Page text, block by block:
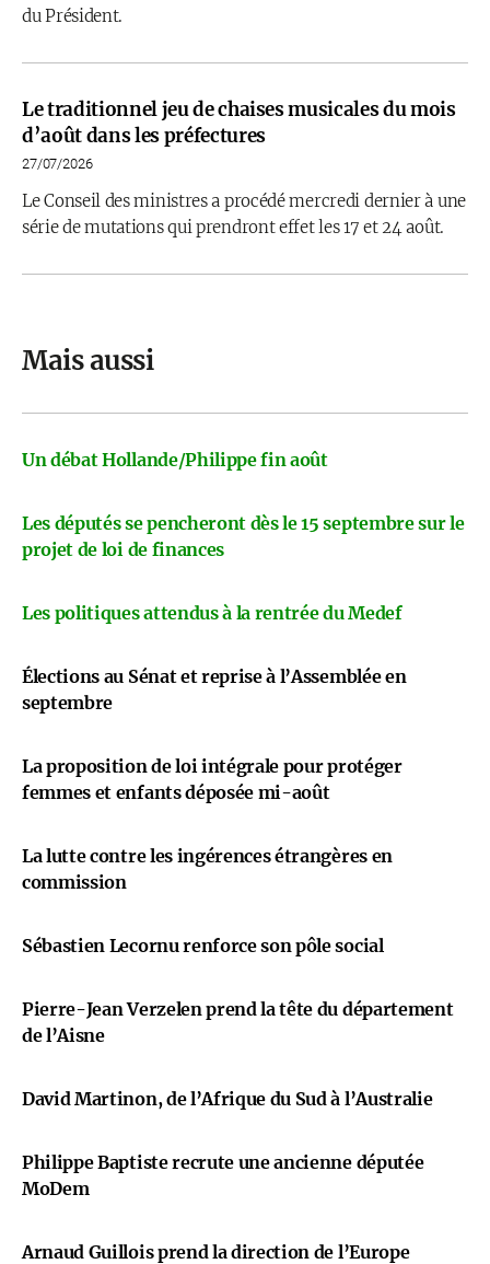
du Président.
Le traditionnel jeu de chaises musicales du mois
d’août dans les préfectures
27/07/2026
Le Conseil des ministres a procédé mercredi dernier à une
série de mutations qui prendront effet les 17 et 24 août.
Mais aussi
Un débat Hollande/Philippe fin août
Les députés se pencheront dès le 15 septembre sur le
projet de loi de finances
Les politiques attendus à la rentrée du Medef
Élections au Sénat et reprise à l’Assemblée en
septembre
La proposition de loi intégrale pour protéger
femmes et enfants déposée mi-août
La lutte contre les ingérences étrangères en
commission
Sébastien Lecornu renforce son pôle social
Pierre-Jean Verzelen prend la tête du département
de l’Aisne
David Martinon, de l’Afrique du Sud à l’Australie
Philippe Baptiste recrute une ancienne députée
MoDem
Arnaud Guillois prend la direction de l’Europe